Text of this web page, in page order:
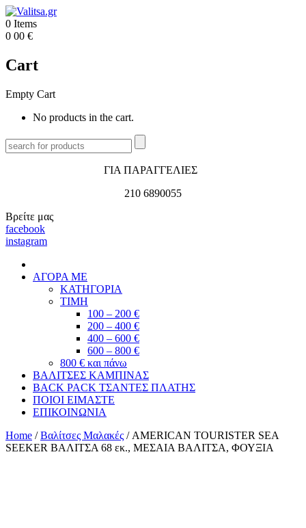
0 Items
0 00 €
Cart
Empty Cart
No products in the cart.
ΓΙΑ ΠΑΡΑΓΓΕΛΙΕΣ
210 6890055
Βρείτε μας
facebook
instagram
ΑΓΟΡΑ ΜΕ
ΚΑΤΗΓΟΡΙΑ
ΤΙΜΗ
100 – 200 €
200 – 400 €
400 – 600 €
600 – 800 €
800 € και πάνω
ΒΑΛΙΤΣΕΣ ΚΑΜΠΙΝΑΣ
BACK PACK ΤΣΑΝΤΕΣ ΠΛΑΤΗΣ
ΠΟΙΟΙ ΕΙΜΑΣΤΕ
ΕΠΙΚΟΙΝΩΝΙΑ
Home /Βαλίτσες Μαλακές / AMERICAN TOURISTER SEA
SEEKER ΒΑΛΙΤΣΑ 68 εκ., ΜΕΣΑΙΑ ΒΑΛΙΤΣΑ, ΦΟΥΞΙΑ